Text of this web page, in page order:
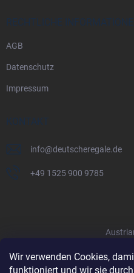
Wir verwenden Cookies,
funktioniert und wir sie
RECHTLICHE
AGB
Datenschutz
Impressum
KONTAKT
info@deutscheregale.de
+49 1525 900 9785